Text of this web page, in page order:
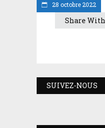
28 octobre 2022
Share
SUIVEZ-NOUS